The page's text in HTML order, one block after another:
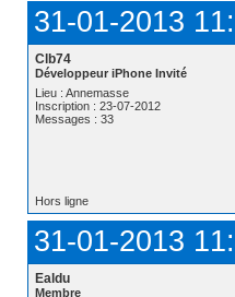
31-01-2013
Clb74
Développeur iPhone Invité
Lieu : Annemasse
Inscription : 23-07-2012
Messages : 33
Hors ligne
31-01-2013
Ealdu
Membre